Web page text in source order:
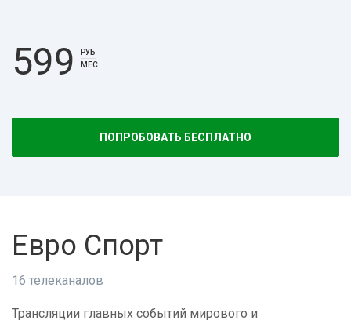
599
РУБ
МЕС
ПОПРОБОВАТЬ БЕСПЛАТНО
Евро Спорт
16 телеканалов
Трансляции главных событий мирового и